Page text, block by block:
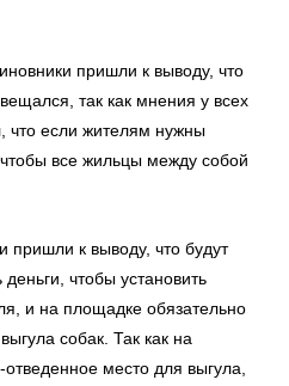
пришли к выводу, что
так как мнения у всех
что если жителям нужны
все жильцы между собой
пришли к выводу, что будут
чтобы установить
и на площадке обязательно
собак. Так как на
место для выгула,